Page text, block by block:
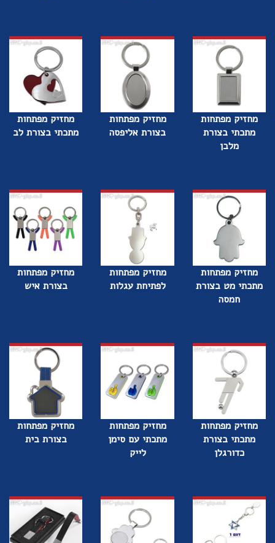
מחזיק מפתחות
מתכתי בצורת
מלבן
מחזיק מפתחות
בצורת אליפסה
מחזיק מפתחות
מתכתי בצורת לב
מחזיק מפתחות
מתכתי מט בצורת
חמסה
מחזיק מפתחות
לפתיחת עגלות
מחזיק מפתחות
בצורת איש
מחזיק מפתחות
מתכתי בצורת
כדורגלן
מחזיק מפתחות
מתכתי עם סימן
לייק
מחזיק מפתחות
בצורת בית